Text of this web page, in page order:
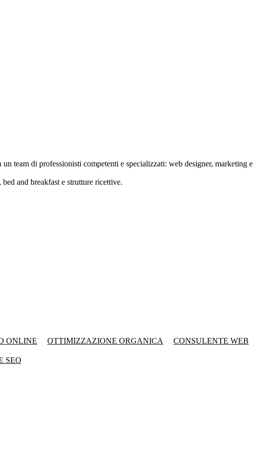
team di professionisti competenti e specializzati: web designer, marketing e
and breakfast e strutture ricettive.
ONLINE OTTIMIZZAZIONE ORGANICA CONSULENTE WEB
SEO